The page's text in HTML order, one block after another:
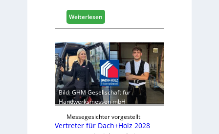
s
i
k
b
e
r
e
i
c
h
Weiterlesen:
E
g
e
r
S
t
a
b
i
l
Bild: GHM Gesellschaft für
Handwerksmessen mbH
Messegesichter vorgestellt
Vertreter für Dach+Holz 2028